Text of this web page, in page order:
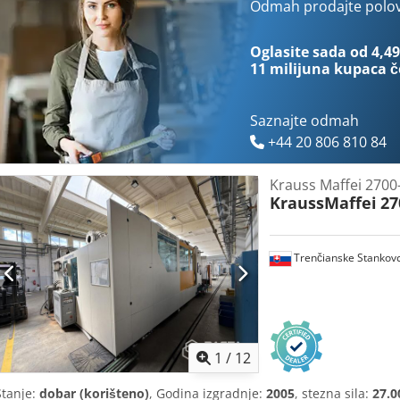
ploče:2.000 mm, ukupna dužina:14.100 mm, ukupna širina:
ukupna masa:75.000 kg , kapacitet grijanja:
204.000 W, snaga: 266 kW (361,66 KS) , vrsta ulazne struje:
napon:400 V , ulazna struja: , Oprema:dokumentacija
Odmah prodajte
Oglasite sada od
11 milijuna kupaca
Saznajte odmah
+44 20 806 810 84
1 / 12
Trenčianske
Krauss Maffei
KraussMaffei
dobar (korišteno), Godina izgradnje: 2005, stezna sila: